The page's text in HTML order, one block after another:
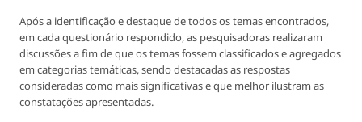
Após a identificação e destaque de todos os temas encontrados,
em cada questionário respondido, as pesquisadoras realizaram
discussões a fim de que os temas fossem classificados e agregados
em categorias temáticas, sendo destacadas as respostas
consideradas como mais significativas e que melhor ilustram as
constatações apresentadas.